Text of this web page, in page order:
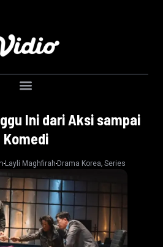
Ini dari Aksi sampai
Komedi
Layli MaghfirahDrama Korea, Series